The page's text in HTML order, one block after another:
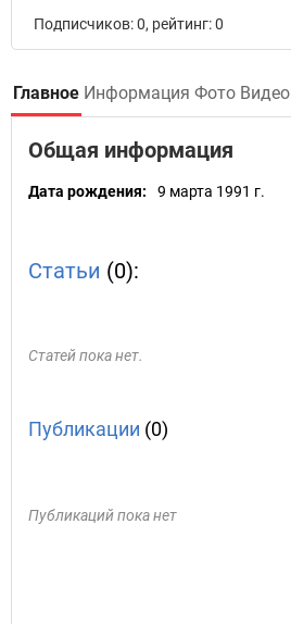
Подписчиков: 0, рейтинг: 0
Главное Информация Фото Видео
Общая информация
Дата рождения: 9 марта 1991 г.
Статьи (0):
Статей пока нет.
Публикации (0)
Публикаций пока нет